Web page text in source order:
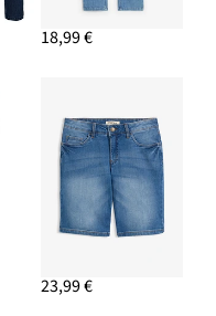
18,99 €
23,99 €